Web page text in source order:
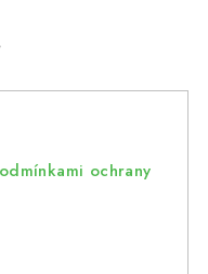
ochrany